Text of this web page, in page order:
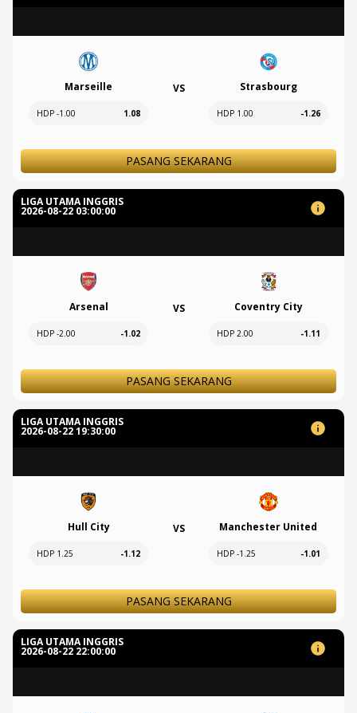
Marseille
HDP -1.00 1.08
VS Strasbourg
HDP 1.00 -1.26
PASANG SEKARANG
LIGA UTAMA INGGRIS
2026-08-22 03:00:00
Arsenal
HDP -2.00 -1.02
VS Coventry City
HDP 2.00 -1.11
PASANG SEKARANG
LIGA UTAMA INGGRIS
2026-08-22 19:30:00
Hull City
HDP 1.25 -1.12
VS Manchester United
HDP -1.25 -1.01
PASANG SEKARANG
LIGA UTAMA INGGRIS
2026-08-22 22:00:00